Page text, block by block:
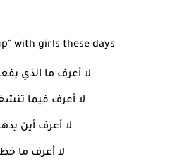
with girls these days
لا أعرف ما الذي
لا أعرف فيما
لا أعرف أين
لا أعرف ما